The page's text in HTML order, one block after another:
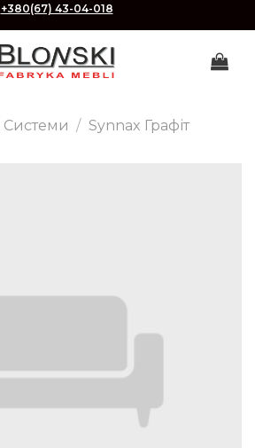
+380(67) 43-04-018
Системи / Synnax Графіт